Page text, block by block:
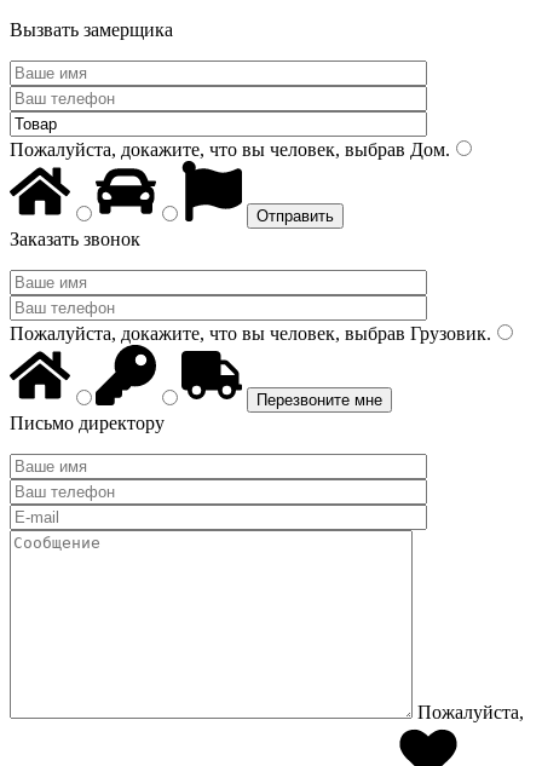
Вызвать замерщика
Пожалуйста, докажите, что вы человек, выбрав Дом.
Заказать звонок
Пожалуйста, докажите, что вы человек, выбрав Грузовик.
Письмо директору
Пожалуйста,